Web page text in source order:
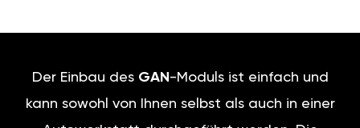
Der Einbau des GAN -Moduls ist einfach und
kann sowohl von Ihnen selbst als auch in einer